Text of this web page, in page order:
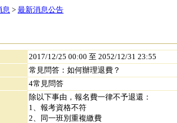
息 > 最新消息公告
2017/12/25 00:00 至 2052/12/31 23:55
常見問答：如何辦理退費？
4常見問答
除以下事由，報名費一律不予退還：
1、報考資格不符
2、同一班別重複繳費